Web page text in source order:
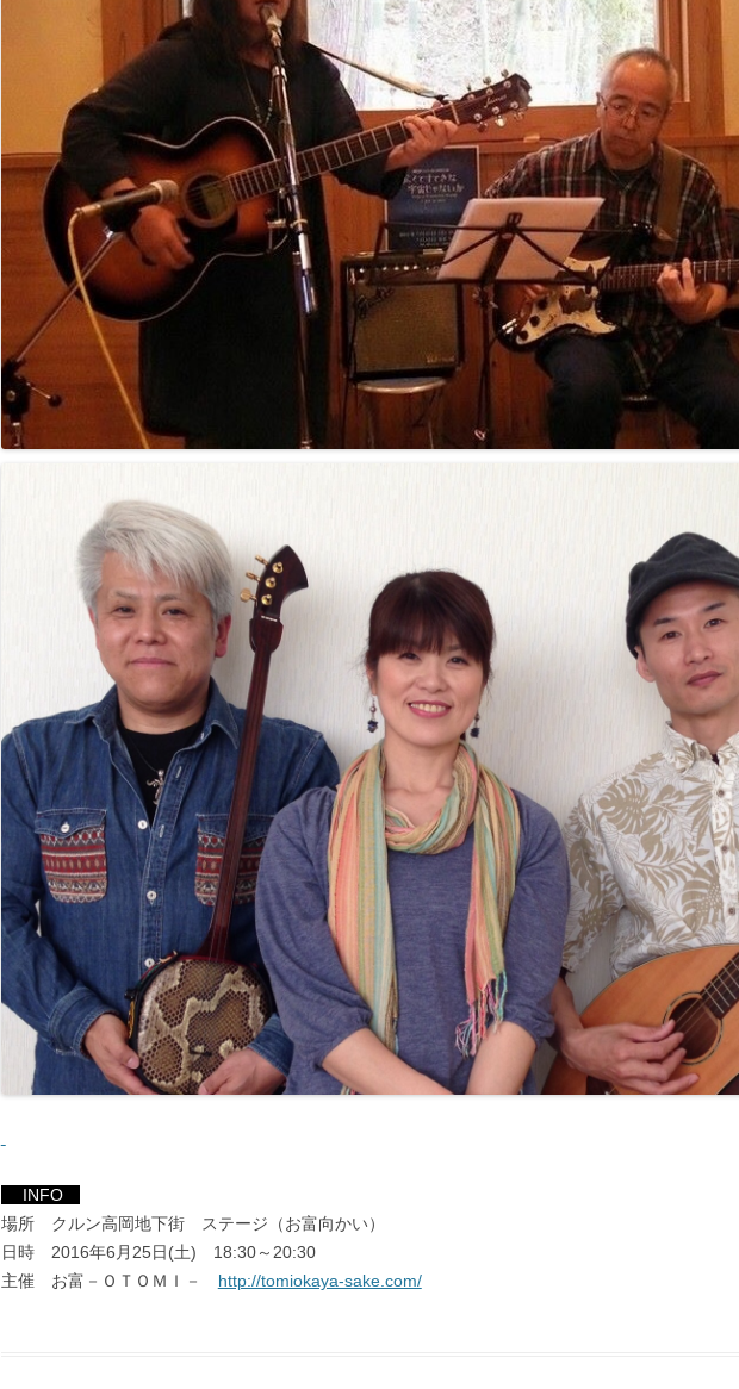
INFO
場所 クルン高岡地下街 ステージ（お富向かい）
日時 2016年6月25日(土) 18:30～20:30
主催 お富－ＯＴＯＭＩ－ http://tomiokaya-sake.com/